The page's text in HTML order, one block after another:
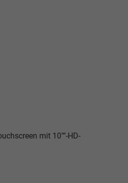
mit 10""-HD-